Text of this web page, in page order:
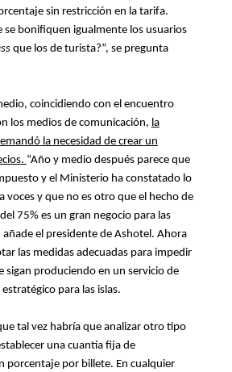
sin restricción en la tarifa.
se bonifiquen igualmente los usuarios
que los de turista?”, se pregunta
coincidiendo con el encuentro
los medios de comunicación, la
la necesidad de crear un
“Año y medio después parece que
y el Ministerio ha constatado lo
voces y que no es otro que el hecho de
75% es un gran negocio para las
añade el presidente de Ashotel. Ahora
las medidas adecuadas para impedir
sigan produciendo en un servicio de
para las islas.
tal vez habría que analizar otro tipo
una cuantía fija de
porcentaje por billete. En cualquier